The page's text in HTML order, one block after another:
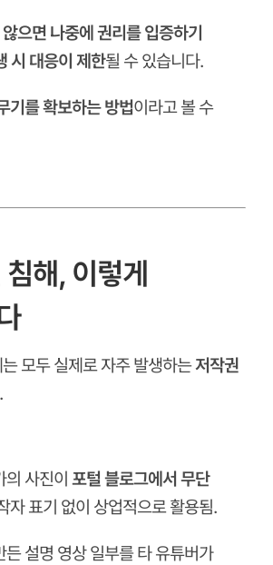
으면 나중에 권리를 입증하기
시 대응이 제한될 수 있습니다.
기를 확보하는 방법이라고 볼 수
해, 이렇게
모두 실제로 자주 발생하는저작권
사진이 포털 블로그에서 무단
자 표기 없이 상업적으로 활용됨.
든 설명 영상 일부를 타 유튜버가